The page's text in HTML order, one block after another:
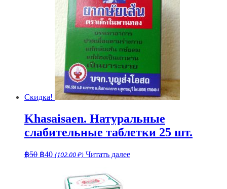
Скидка!
Khasaisaen. Натуральные
слабительные таблетки 25 шт.
฿50 Первоначальная
฿40Текущая
(102.00 ₽) Читать далее